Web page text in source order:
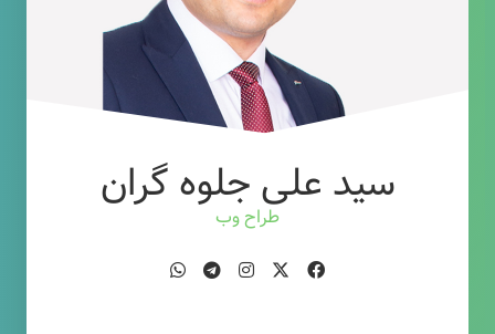
سید علی جلوه گران
طراح وب